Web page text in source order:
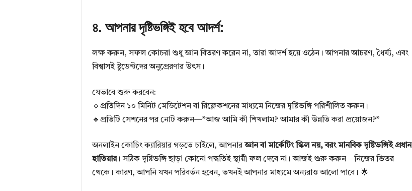
৪. আপনার দৃষ্টিভঙ্গিই হবে আদর্শ:
লক্ষ করুন, সফল কোচরা শুধু জ্ঞান বিতরণ করেন না, তারা আদর্শ হয়ে ওঠেন। আপনার আচরণ, ধৈর্য্য, এবং
বিশ্বাসই ষ্টুডেন্টদের অনুপ্রেরণার উৎস।
যেভাবে শুরু করবেন:
🔹প্রতিদিন ১০ মিনিট মেডিটেশন বা রিফ্লেকশনের মাধ্যমে নিজের দৃষ্টিভঙ্গি পরিশীলিত করুন।
🔹প্রতিটি সেশনের পর নোট করুন—”আজ আমি কী শিখলাম? আমার কী উন্নতি করা প্রয়োজন?”
অনলাইন কোচিং ক্যারিয়ার গড়তে চাইলে, আপনারজ্ঞান বা মার্কেটিং স্কিল নয়, বরং মানবিক দৃষ্টিভঙ্গিই প্রধান
হাতিয়ার। সঠিক দৃষ্টিভঙ্গি ছাড়া কোনো পদ্ধতিই স্থায়ী ফল দেবে না। আজই শুরু করুন—নিজের ভিতর
থেকে। কারণ, আপনি যখন পরিবর্তন হবেন, তখনই আপনার মাধ্যমে অন্যরাও আলো পাবে। 🌟